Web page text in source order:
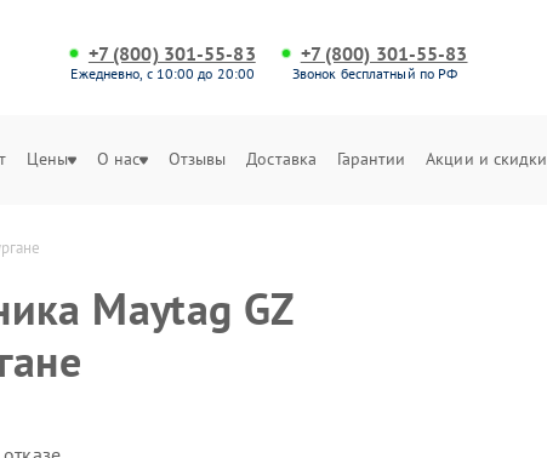
+7 (800) 301-55-83
Ежедневно, с 10:00 до 20:00
+7 (800) 301-55-83
Звонок бесплатный по РФ
Цены О нас Отзывы Доставка Гарантии Акции и скидки
Maytag GZ